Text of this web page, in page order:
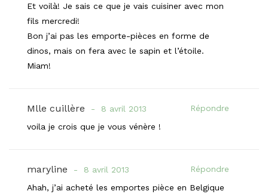
Et voilà! Je sais ce que je vais cuisiner avec mon
fils mercredi!
Bon j’ai pas les emporte-pièces en forme de
dinos, mais on fera avec le sapin et l’étoile.
Miam!
Mlle cuillère 8 avril 2013
Répondre
voila je crois que je vous vénère !
maryline 8 avril 2013
Répondre
Ahah, j’ai acheté les emportes pièce en Belgique